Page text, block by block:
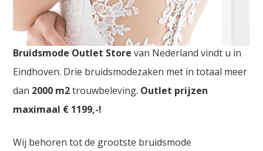
Goedkope Bruidskledij Charleroi
Goedkope Bruidskledij Charleroi. Degrootste
Bruidsmode Outlet Store van Nederland vindt u in
Eindhoven. Drie bruidsmodezaken met in totaal meer
dan 2000 m2trouwbeleving. Outlet prijzen
maximaal € 1199,-!
Wij behoren tot de grootste bruidsmode